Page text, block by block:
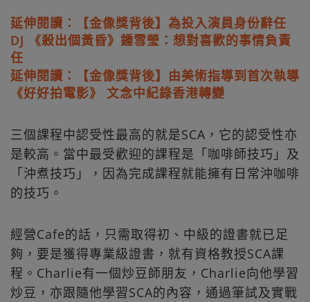
延伸閱讀：【金像獎背後】為投入演員身份辭任
DJ 《殺出個黃昏》鍾雪瑩：想對喜歡的事情負責
任
延伸閱讀：【金像獎背後】由美術指導到首次執導
《好好拍電影》 文念中紀錄香港轉變
三個課程中認受性最高的就是SCA，它的認受性亦
是較高。當中最受歡迎的課程是「咖啡師技巧」及
「沖煮技巧」，因為完成課程就能擁有日常沖咖啡
的技巧。
經營Cafe的話，只需取得初、中級的證書就已足
夠，要是獲得專業級證書，就有資格教授SCA課
程。Charlie有一個炒豆師朋友，Charlie向他學習
炒豆，亦跟隨他學習SCA的內容，通過筆試及實戰